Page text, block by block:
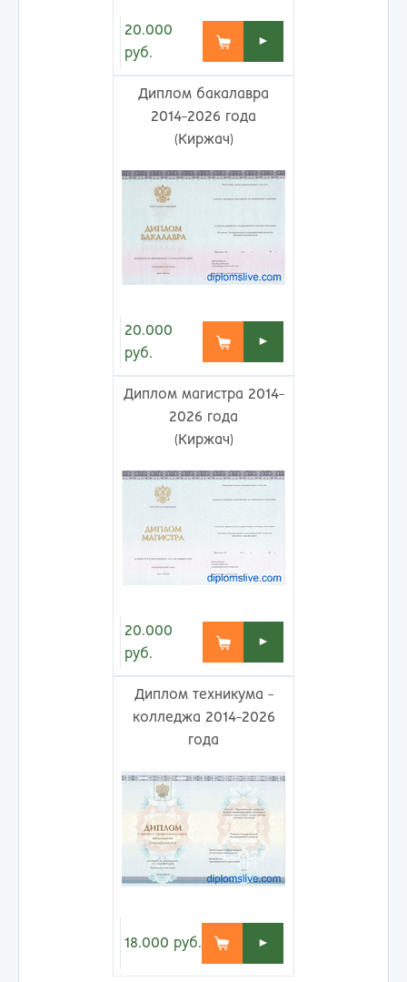
20.000
руб.
►
Диплом бакалавра
2014-2026 года
(Киржач)
20.000
руб.
►
Диплом магистра 2014-
2026 года
(Киржач)
20.000
руб.
►
Диплом техникума -
колледжа 2014-2026
года
18.000 руб. ►